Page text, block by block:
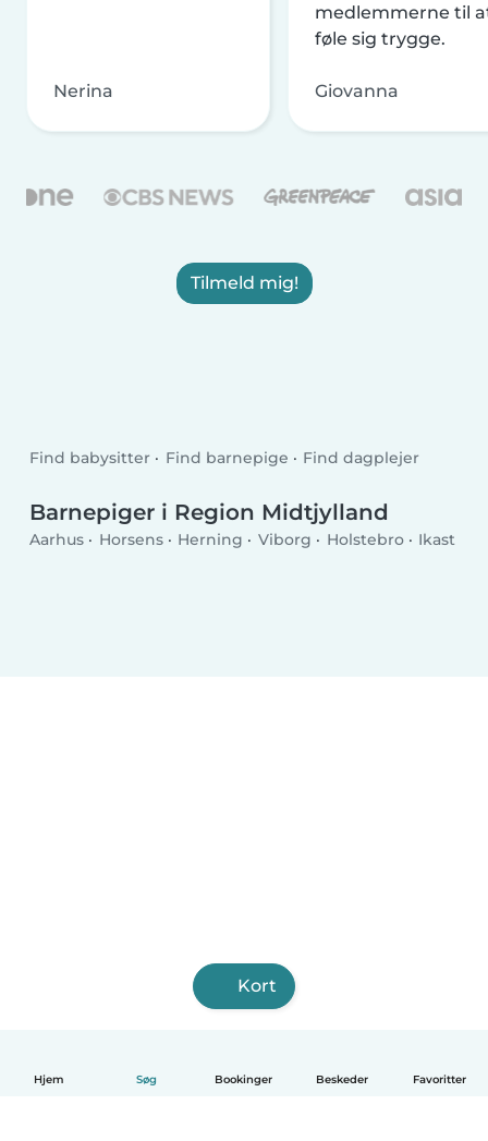
Hjem Søg Bookinger Beskeder Favoritter
Nerina
medlemmerne til
føle sig trygge.
Giovanna
Tilmeld mig!
Find babysitter Find barnepige Find dagplejer
Barnepiger i Region Midtjylland
Aarhus Horsens Herning Viborg Holstebro Ikast
Kort